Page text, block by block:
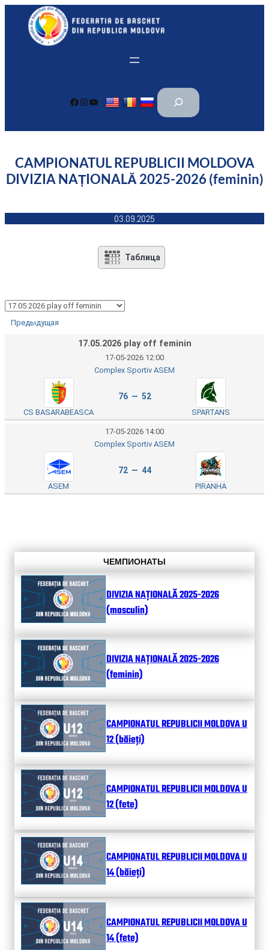
Перейти
содержимому
Facebook Instagram YouTube
П
и
CAMPIONATUL REPUBLICII MOLDOVA
DIVIZIA NAȚIONALĂ 2025-2026 (feminin)
03.09.2025
Таблица
Предыдущая
17.05.2026 play off feminin
17-05-2026 12:00
Complex Sportiv ASEM
CS BASARABEASCA
76 — 52
SPARTANS
17-05-2026 14:00
Complex Sportiv ASEM
ASEM
72 — 44
PIRANHA
ЧЕМПИОНАТЫ
DIVIZIA NAȚIONALĂ 2025-2026
(masculin)
DIVIZIA NAȚIONALĂ 2025-2026
(feminin)
CAMPIONATUL REPUBLICII MOLDOVA U
12 (băieți)
CAMPIONATUL REPUBLICII MOLDOVA U
12 (fete)
CAMPIONATUL REPUBLICII MOLDOVA U
14 (băieți)
CAMPIONATUL REPUBLICII MOLDOVA U
14 (fete)